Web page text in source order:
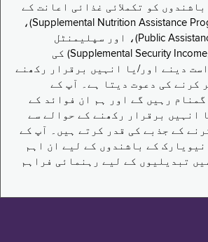
کو تکملائی غذائی اعانت کے
پروگرام (Supplemental Nutrition Assistance Program, SNAP)،
عوامی معاونت (Public Assistance, PA)، اور سپلیمنٹل
سیکیورٹی انکم (Supplemental Security Income, SSI) کی
دینے اور/یا انہیں برقرار رکھنے
کرنے کی دعوت دیتا ہے۔ آپ کے
رہیں گے اور ہم ان فوائد کے
انہیں برقرار رکھنے کے حوالے سے
کے جذبے کی قدر کرتے ہیں۔ آپ کے
کے باشندوں کے لیے ان اہم
تبدیلیوں کے لیے رہنمائی فراہم